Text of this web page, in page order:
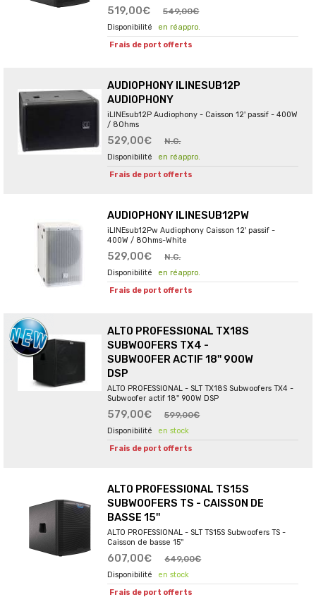
519,00€ 549,00€
en réappro.
Frais de port offerts
AUDIOPHONY ILINESUB12P
AUDIOPHONY
iLINEsub12P Audiophony - Caisson 12' passif - 400W
/ 8Ohms
529,00€ N.C.
en réappro.
Frais de port offerts
AUDIOPHONY ILINESUB12PW
iLINEsub12Pw Audiophony Caisson 12' passif -
400W / 8Ohms-White
529,00€ N.C.
en réappro.
Frais de port offerts
ALTO PROFESSIONAL TX18S
SUBWOOFERS TX4 -
SUBWOOFER ACTIF 18'' 900W
DSP
ALTO PROFESSIONAL - SLT TX18S Subwoofers TX4 -
Subwoofer actif 18'' 900W DSP
579,00€ 599,00€
en stock
Frais de port offerts
ALTO PROFESSIONAL TS15S
SUBWOOFERS TS - CAISSON DE
BASSE 15''
ALTO PROFESSIONAL - SLT TS15S Subwoofers TS -
Caisson de basse 15''
607,00€ 649,00€
en stock
Frais de port offerts